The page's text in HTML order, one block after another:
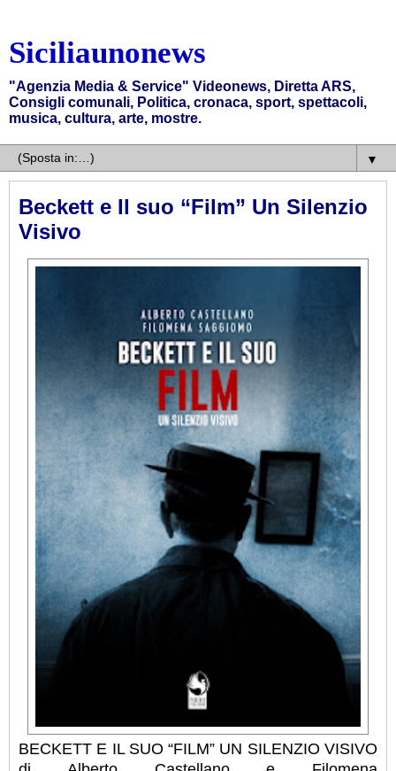
Siciliaunonews
"Agenzia Media & Service" Videonews, Diretta ARS,
Consigli comunali, Politica, cronaca, sport, spettacoli,
musica, cultura, arte, mostre.
▼
Beckett e Il suo “Film” Un Silenzio
Visivo
BECKETT E IL SUO “FILM” UN SILENZIO VISIVO